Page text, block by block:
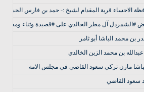
الاحساء قرية المقدام لشيخ :- حمد بن فارس الحسن
#الشمردل آل مطر الخالدي على #قصيدة وثناء ومدح
بن محمد الباشا أبو ثامر
بن محمد الزبن الخالدي
مازن تركي سعود القاضي في مجلس الامة
سعود القاضي